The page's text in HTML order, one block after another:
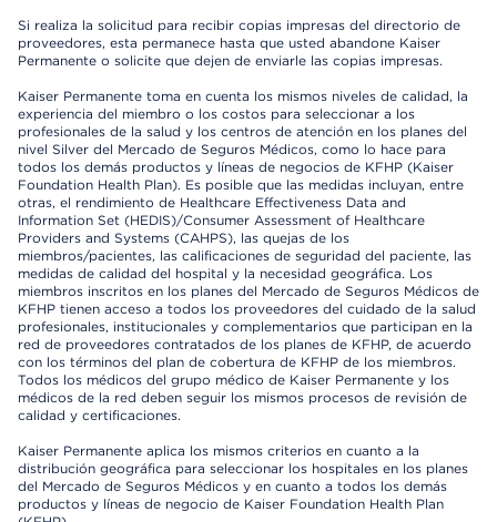
Si realiza la solicitud para recibir copias impresas del directorio de
proveedores, esta permanece hasta que usted abandone Kaiser
Permanente o solicite que dejen de enviarle las copias impresas.
Kaiser Permanente toma en cuenta los mismos niveles de calidad, la
experiencia del miembro o los costos para seleccionar a los
profesionales de la salud y los centros de atención en los planes del
nivel Silver del Mercado de Seguros Médicos, como lo hace para
todos los demás productos y líneas de negocios de KFHP (Kaiser
Foundation Health Plan). Es posible que las medidas incluyan, entre
otras, el rendimiento de Healthcare Effectiveness Data and
Information Set (HEDIS)/Consumer Assessment of Healthcare
Providers and Systems (CAHPS), las quejas de los
miembros/pacientes, las calificaciones de seguridad del paciente, las
medidas de calidad del hospital y la necesidad geográfica. Los
miembros inscritos en los planes del Mercado de Seguros Médicos de
KFHP tienen acceso a todos los proveedores del cuidado de la salud
profesionales, institucionales y complementarios que participan en la
red de proveedores contratados de los planes de KFHP, de acuerdo
con los términos del plan de cobertura de KFHP de los miembros.
Todos los médicos del grupo médico de Kaiser Permanente y los
médicos de la red deben seguir los mismos procesos de revisión de
calidad y certificaciones.
Kaiser Permanente aplica los mismos criterios en cuanto a la
distribución geográfica para seleccionar los hospitales en los planes
del Mercado de Seguros Médicos y en cuanto a todos los demás
productos y líneas de negocio de Kaiser Foundation Health Plan